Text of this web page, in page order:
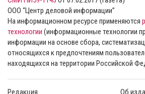
ООО “Центр деловой информации”
На информационном ресурсе применяются
технологии (информационные технологии
информации на основе сбора,
относящихся к предпочтениям
находящихся на территории Российской
Редакция Об